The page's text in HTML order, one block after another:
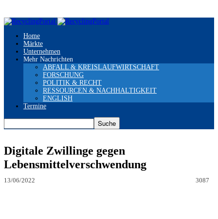
Home
Märkte
Unternehmen
Mehr Nachrichten
ABFALL & KREISLAUFWIRTSCHAFT
FORSCHUNG
POLITIK & RECHT
RESSOURCEN & NACHHALTIGKEIT
ENGLISH
Termine
Digitale Zwillinge gegen
Lebensmittelverschwendung
13/06/2022 3087